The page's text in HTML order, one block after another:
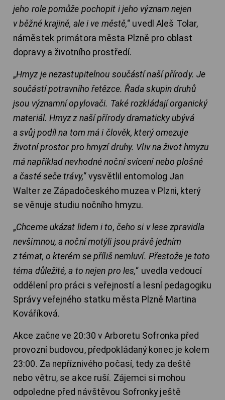
jeho role pomůže pochopit i jeho význam nejen
v běžné krajině, ale i ve městě,“ uvedl Aleš Tolar,
náměstek primátora města Plzně pro oblast
dopravy a životního prostředí.
„Hmyz je nezastupitelnou součástí naší přírody. Je
součástí potravního řetězce. Řada skupin druhů
jsou významní opylovači. Také rozkládají organický
materiál. Hmyz z naší přírody dramaticky ubývá
a svůj podíl na tom má i člověk, který omezuje
životní prostor pro hmyzí druhy. Vliv na život hmyzu
má například nevhodné noční svícení nebo plošné
a časté seče trávy,“ vysvětlil entomolog Jan
Walter ze Západočeského muzea v Plzni, který
se věnuje studiu nočního hmyzu.
„Chceme ukázat lidem i to, čeho si v lese zpravidla
nevšimnou, a noční motýli jsou právě jedním
z témat, o kterém se příliš nemluví. Přestože je toto
téma důležité, a to nejen pro les,“ uvedla vedoucí
oddělení pro práci s veřejností a lesní pedagogiku
Správy veřejného statku města Plzně Martina
Kováříková.
Akce začne ve 20:30 v Arboretu Sofronka před
provozní budovou, předpokládaný konec je kolem
23:00. Za nepříznivého počasí, tedy za deště
nebo větru, se akce ruší. Zájemci si mohou
odpoledne před návštěvou Sofronky ještě